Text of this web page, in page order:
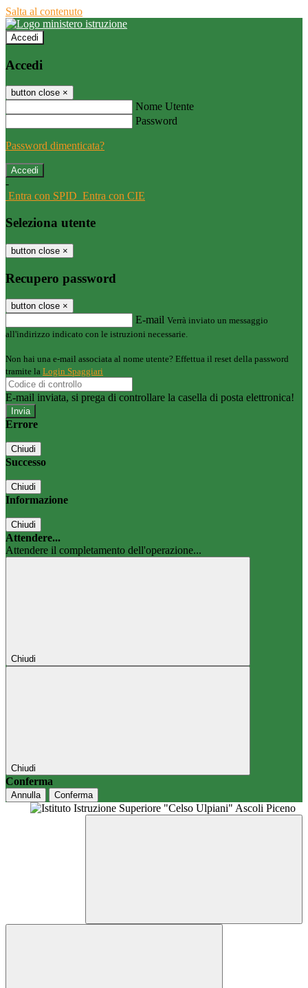
Salta al contenuto
Accedi
Accedi
button close ×
Nome Utente
Password
Password dimenticata?
-
Entra con SPID Entra con CIE
Seleziona utente
button close ×
Recupero password
button close ×
E-mail Verrà inviato un messaggio
all'indirizzo indicato con le istruzioni necessarie.
Non hai una e-mail associata al nome utente? Effettua il reset della password
tramite la Login Spaggiari
E-mail inviata, si prega di controllare la casella di posta elettronica!
Errore
Chiudi
Successo
Chiudi
Informazione
Chiudi
Attendere...
Attendere il completamento dell'operazione...
Chiudi
Chiudi
Conferma
Annulla Conferma